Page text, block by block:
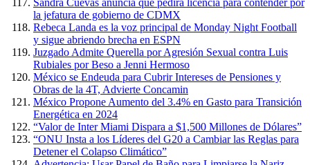
Sandra Cuevas anuncia que pedirá licencia para contender por
la jefatura de gobierno de CDMX
Rebeca Landa es la voz principal de Monday Night Football
y sigue abriendo brecha en ESPN
Juzgado Admite Querella por Agresión Sexual contra Luis
Rubiales por Beso a Jenni Hermoso
México se Endeuda para Cubrir Intereses de Pensiones y
Obras de la 4T, Advierte Concamin
México Propone Aumento del 3.4% en Gasto para Transición
Energética en 2024
“Valor de Inter Miami Dispara a $1,500 Millones de Dólares”
“ONU Insta a los Líderes del G20 a Cambiar las Reglas para
Detener el Colapso Climático”